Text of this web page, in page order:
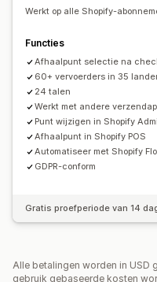
Meerdere valuta
Werkt op alle Shopify-
Functies
Afhaalpunt selectie na
60+ vervoerders in 35
24 talen
Werkt met andere
Punt wijzigen in Shopify
Afhaalpunt in Shopify POS
Automatiseer met Shopify
GDPR-conform
Gratis proefperiode van 14
Alle betalingen worden in USD
gebruik gebaseerde kosten